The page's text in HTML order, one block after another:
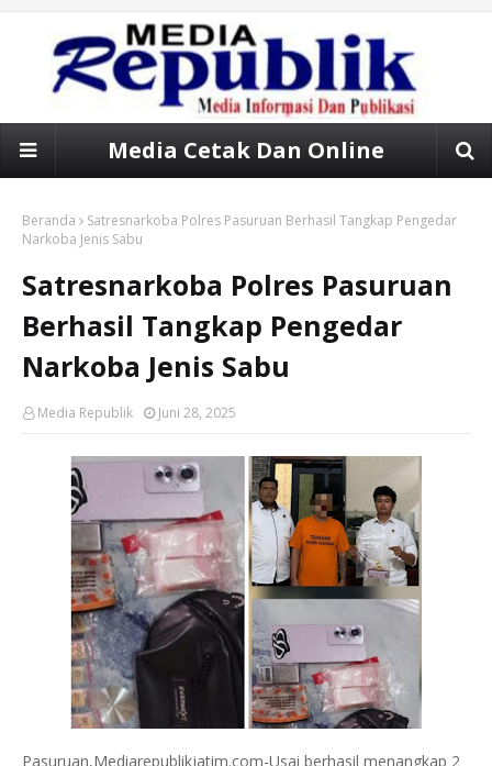
Media Cetak Dan Online
Beranda
Satresnarkoba Polres Pasuruan Berhasil Tangkap Pengedar
Narkoba Jenis Sabu
Satresnarkoba Polres Pasuruan
Berhasil Tangkap Pengedar
Narkoba Jenis Sabu
Media Republik Juni 28, 2025
Pasuruan,Mediarepublikjatim.com-Usai berhasil menangkap 2